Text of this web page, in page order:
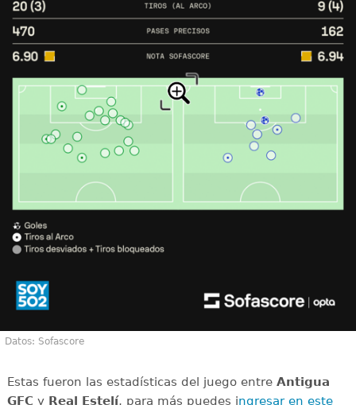
Datos: Sofascore
Estas fueron las estadísticas del juego entre Antigua
GFC y Real Estelí, para más puedes ingresar en este